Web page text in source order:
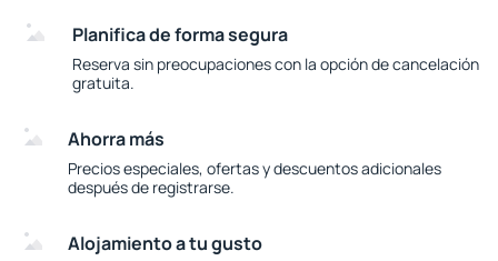
Planifica de forma segura
Reserva sin preocupaciones con la opción de cancelación
gratuita.
Ahorra más
Precios especiales, ofertas y descuentos adicionales
después de registrarse.
Alojamiento a tu gusto